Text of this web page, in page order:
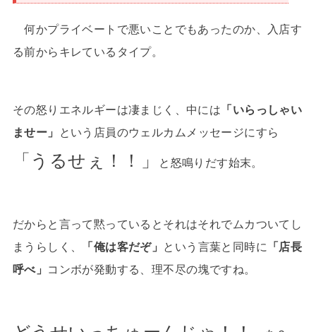
何かプライベートで悪いことでもあったのか、入店す
る前からキレているタイプ。
その怒りエネルギーは凄まじく、中には 「いらっしゃい
ませー」
という店員のウェルカムメッセージにすら
「うるせぇ！！」 と怒鳴りだす始末。
だからと言って黙っているとそれはそれでムカついてし
まうらしく、
「俺は客だぞ」 という言葉と同時に
「店長
呼べ」
コンボが発動する、理不尽の塊ですね。